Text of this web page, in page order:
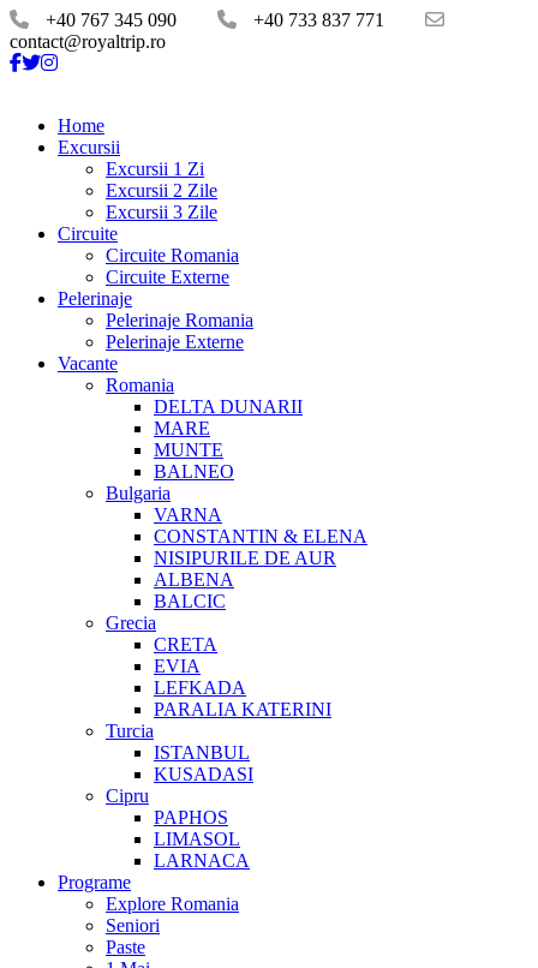
+40 767 345 090
+40 733 837 771
contact@royaltrip.ro
Home
Excursii
Excursii 1 Zi
Excursii 2 Zile
Excursii 3 Zile
Circuite
Circuite Romania
Circuite Externe
Pelerinaje
Pelerinaje Romania
Pelerinaje Externe
Vacante
Romania
DELTA DUNARII
MARE
MUNTE
BALNEO
Bulgaria
VARNA
CONSTANTIN & ELENA
NISIPURILE DE AUR
ALBENA
BALCIC
Grecia
CRETA
EVIA
LEFKADA
PARALIA KATERINI
Turcia
ISTANBUL
KUSADASI
Cipru
PAPHOS
LIMASOL
LARNACA
Programe
Explore Romania
Seniori
Paste